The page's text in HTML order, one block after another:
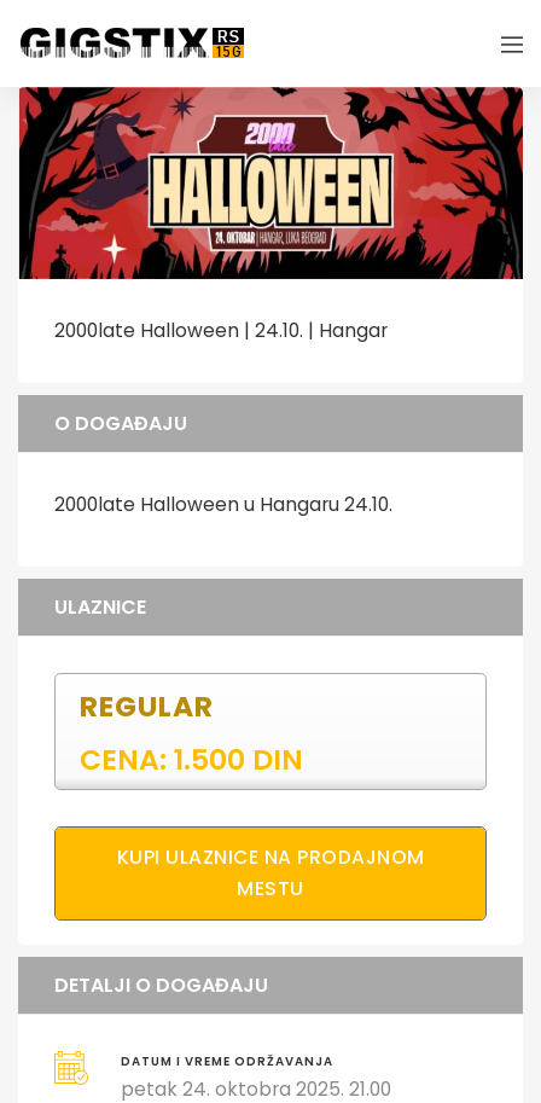
2000late Halloween | 24.10. | Hangar
O DOGAĐAJU
2000late Halloween u Hangaru 24.10.
ULAZNICE
REGULAR
CENA: 1.500 DIN
KUPI ULAZNICE NA PRODAJNOM
MESTU
DETALJI O DOGAĐAJU
DATUM I VREME ODRŽAVANJA
petak 24. oktobra 2025. 21.00